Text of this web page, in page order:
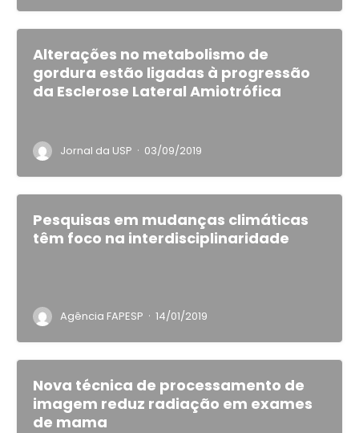
Alterações no metabolismo de
gordura estão ligadas à progressão
da Esclerose Lateral Amiotrófica
Jornal da USP · 03/09/2019
Pesquisas em mudanças climáticas
têm foco na interdisciplinaridade
Agência FAPESP · 14/01/2019
Nova técnica de processamento de
imagem reduz radiação em exames
de mama